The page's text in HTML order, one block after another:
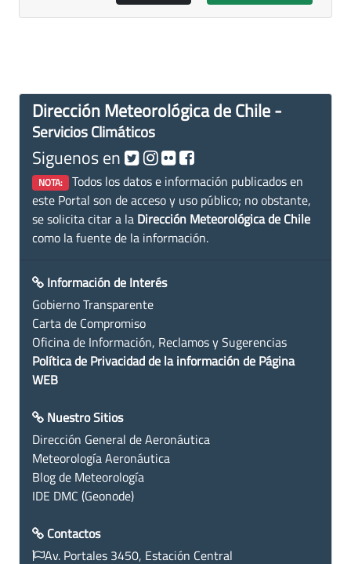
Dirección Meteorológica de Chile -
Servicios Climáticos
Siguenos en
NOTA: Todos los datos e información publicados en
este Portal son de acceso y uso público; no obstante,
se solicita citar a la Dirección Meteorológica de Chile
como la fuente de la información.
Información de Interés
Gobierno Transparente
Carta de Compromiso
Oficina de Información, Reclamos y Sugerencias
Política de Privacidad de la información de Página
WEB
Nuestro Sitios
Dirección General de Aeronáutica
Meteorología Aeronáutica
Blog de Meteorología
IDE DMC (Geonode)
Contactos
Av. Portales 3450, Estación Central